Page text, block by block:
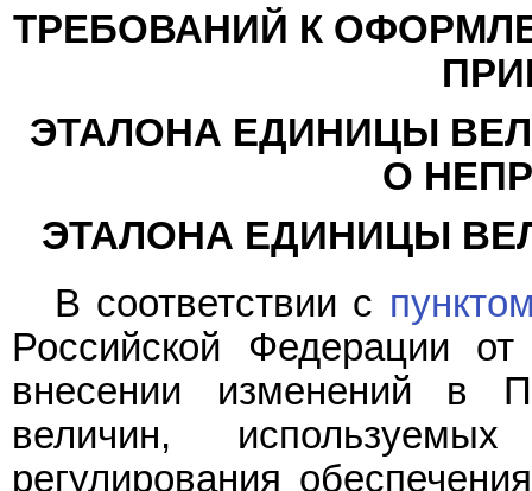
ТРЕБОВАНИЙ К
ЭТАЛОНА ЕДИНИЦЫ
О
ЭТАЛОНА ЕДИНИЦЫ
В соответствии с
Российской Федерации
внесении изменений в
величин,
регулирования